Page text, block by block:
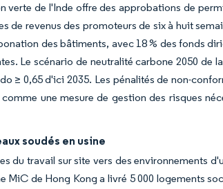
de l'Inde offre des approbations de
de revenus des promoteurs de six à huit
des bâtiments, avec 18 % des fonds
Le scénario de neutralité carbone 2050 de
≥ 0,65 d'ici 2035. Les pénalités de non-
une mesure de gestion des risques
soudés en usine
du travail sur site vers des environnements
de Hong Kong a livré 5 000 logements